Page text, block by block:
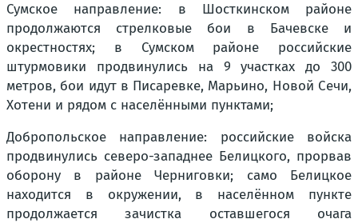
Сумское направление: в Шосткинском районе
продолжаются стрелковые бои в Бачевске и
окрестностях; в Сумском районе российские
штурмовики продвинулись на 9 участках до 300
метров, бои идут в Писаревке, Марьино, Новой Сечи,
Хотени и рядом с населёнными пунктами;
Добропольское направление: российские войска
продвинулись северо-западнее Белицкого, прорвав
оборону в районе Черниговки; само Белицкое
находится в окружении, в населённом пункте
продолжается зачистка оставшегося очага